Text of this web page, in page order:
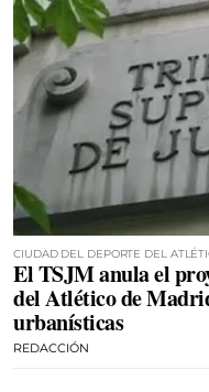
CIUDAD DEL DEPORTE DEL
El TSJM anula el
del Atlético de
urbanísticas
REDACCIÓN